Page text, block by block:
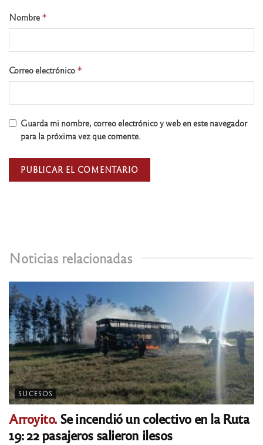
Noticias relacionadas
SUCESOS
Arroyito. Se incendió un colectivo en la Ruta
19: 22 pasajeros salieron ilesos
Nombre *
Correo electrónico *
Guarda mi nombre, correo electrónico y web en este navegador
para la próxima vez que comente.